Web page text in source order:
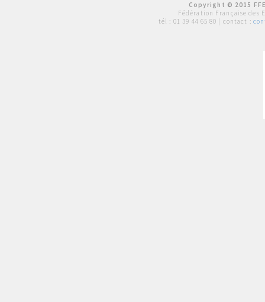
Copyright © 2015
Fédération Française des
tél : 01 39 44 65 80 | contact :